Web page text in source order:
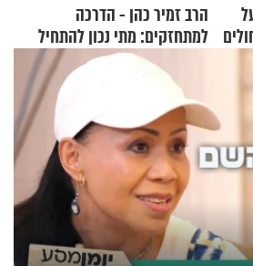
הרב זמיר כהן - הדרכה
למתחזקים: מתי נכון להתחיל
עם לבישת הציצית?